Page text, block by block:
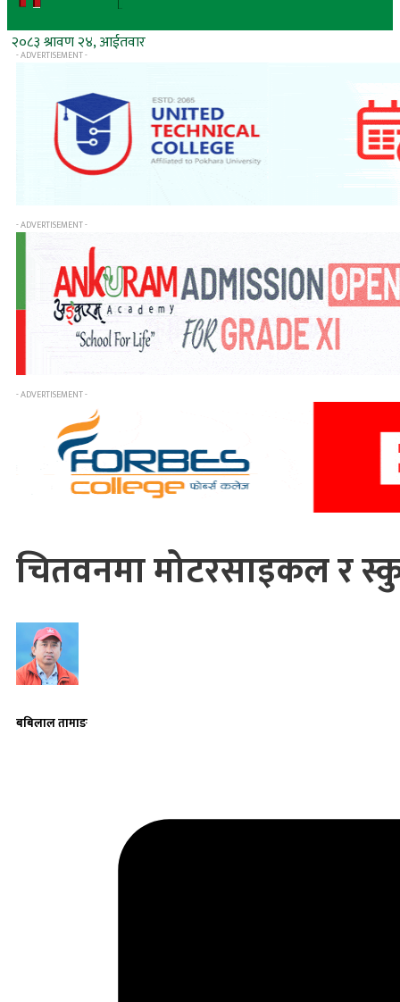
२०८३ श्रावण २४, आईतवार
- ADVERTISEMENT -
- ADVERTISEMENT -
- ADVERTISEMENT -
चितवनमा मोटरसाइकल र
बबिलाल तामाङ